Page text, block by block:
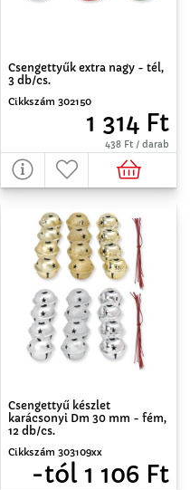
Csengettyűk extra nagy - tél,
3 db/cs.
Cikkszám 302150
1 314 Ft
438 Ft / darab
Csengettyű készlet
karácsonyi Dm 30 mm - fém,
12 db/cs.
Cikkszám 303109xx
-tól 1 106 Ft